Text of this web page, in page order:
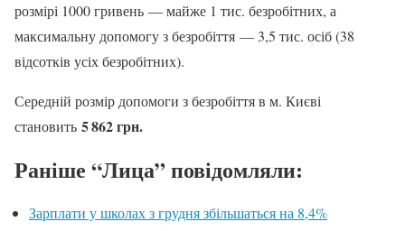
розмірі 1000 гривень — майже 1 тис. безробітних, а
максимальну допомогу з безробіття — 3,5 тис. осіб (38
відсотків усіх безробітних).
Середній розмір допомоги з безробіття в м. Києві
становить 5 862 грн.
Раніше “Лица” повідомляли:
Зарплати у школах з грудня збільшаться на 8,4%